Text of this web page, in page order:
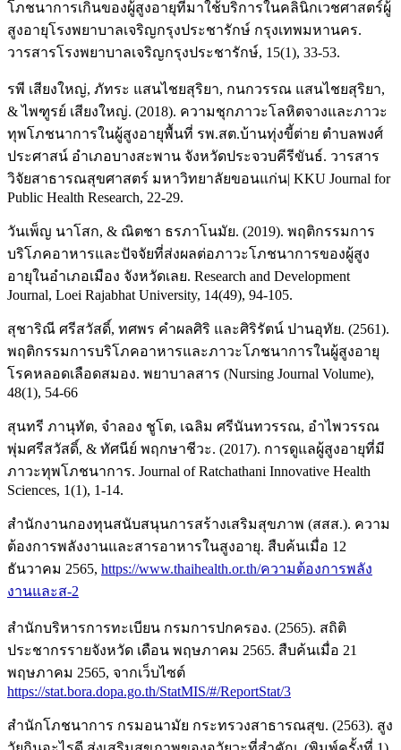
โภชนาการเกินของผู้สูงอายุที่มาใช้บริการในคลินิกเวชศาสตร์ผู้
สูงอายุโรงพยาบาลเจริญกรุงประชารักษ์ กรุงเทพมหานคร.
วารสารโรงพยาบาลเจริญกรุงประชารักษ์, 15(1), 33-53.
รพี เสียงใหญ่, ภัทระ แสนไชยสุริยา, กนกวรรณ แสนไชยสุริยา,
& ไพฑูรย์ เสียงใหญ่. (2018). ความชุกภาวะโลหิตจางและภาวะ
ทุพโภชนาการในผู้สูงอายุพื้นที่ รพ.สต.บ้านทุ่งขี้ต่าย ตำบลพงศ์
ประศาสน์ อำเภอบางสะพาน จังหวัดประจวบคีรีขันธ์. วารสาร
วิจัยสาธารณสุขศาสตร์ มหาวิทยาลัยขอนแก่น| KKU Journal for
Public Health Research, 22-29.
วันเพ็ญ นาโสก, & ณิตชา ธรภาโนมัย. (2019). พฤติกรรมการ
บริโภคอาหารและปัจจัยที่ส่งผลต่อภาวะโภชนาการของผู้สูง
อายุในอำเภอเมือง จังหวัดเลย. Research and Development
Journal, Loei Rajabhat University, 14(49), 94-105.
สุชาริณี ศรีสวัสดิ์, ทศพร คำผลศิริ และศิริรัตน์ ปานอุทัย. (2561).
พฤติกรรมการบริโภคอาหารและภาวะโภชนาการในผู้สูงอายุ
โรคหลอดเลือดสมอง. พยาบาลสาร (Nursing Journal Volume),
48(1), 54-66
สุนทรี ภานุทัต, จำลอง ชูโต, เฉลิม ศรีนันทวรรณ, อำไพวรรณ
พุ่มศรีสวัสดิ์, & ทัศนีย์ พฤกษาชีวะ. (2017). การดูแลผู้สูงอายุที่มี
ภาวะทุพโภชนาการ. Journal of Ratchathani Innovative Health
Sciences, 1(1), 1-14.
สำนักงานกองทุนสนับสนุนการสร้างเสริมสุขภาพ (สสส.). ความ
ต้องการพลังงานและสารอาหารในสูงอายุ. สืบค้นเมื่อ 12
ธันวาคม 2565, https://www.thaihealth.or.th/ความต้องการพลัง
งานและส-2
สำนักบริหารการทะเบียน กรมการปกครอง. (2565). สถิติ
ประชากรรายจังหวัด เดือน พฤษภาคม 2565. สืบค้นเมื่อ 21
พฤษภาคม 2565, จากเว็บไซต์
https://stat.bora.dopa.go.th/StatMIS/#/ReportStat/3
สำนักโภชนาการ กรมอนามัย กระทรวงสาธารณสุข. (2563). สูง